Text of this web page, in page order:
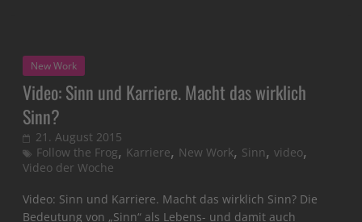
New Work
Video: Sinn und Karriere. Macht das wirklich
Sinn?
21. August 2015
Follow the Frog, Karriere, New Work, Sinn,video,
Video der Woche
Video: Sinn und Karriere. Macht das wirklich Sinn? Die
Bedeutung von „Sinn“ als Lebens- und damit auch